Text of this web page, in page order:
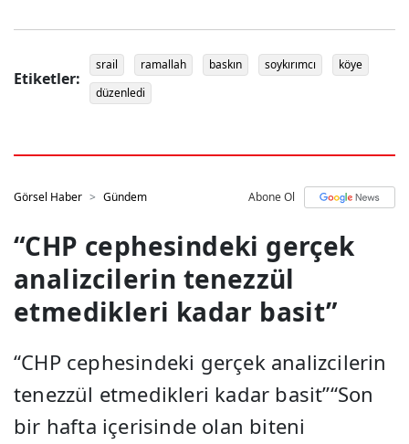
Etiketler:
srail ramallah baskın soykırımcı
köye
düzenledi
Görsel Haber Gündem Abone Ol
“CHP cephesindeki gerçek
analizcilerin tenezzül
etmedikleri kadar basit”
“CHP cephesindeki gerçek analizcilerin
tenezzül etmedikleri kadar basit”“Son
bir hafta içerisinde olan biteni